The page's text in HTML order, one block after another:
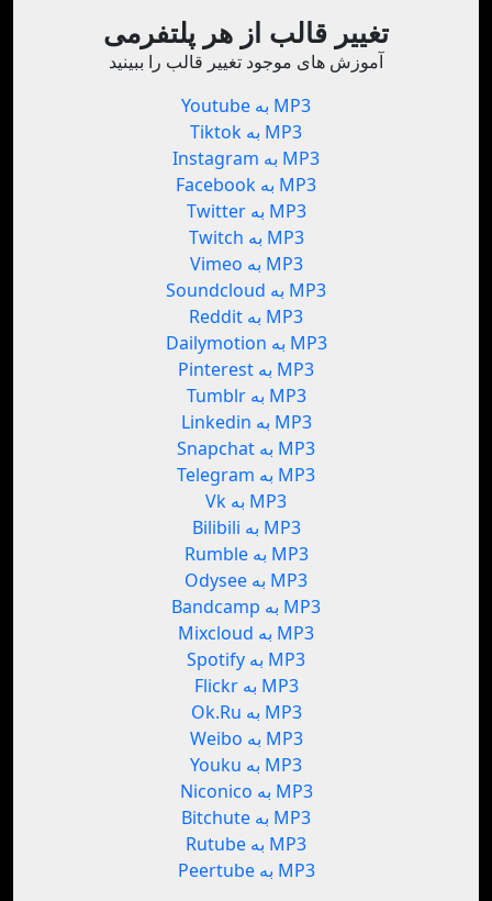
تغییر قالب از هر پلتفرمی
آموزش های موجود تغییر قالب را ببینید
Youtube به MP3
Tiktok به MP3
Instagram به MP3
Facebook به MP3
Twitter به MP3
Twitch به MP3
Vimeo به MP3
Soundcloud به MP3
Reddit به MP3
Dailymotion به MP3
Pinterest به MP3
Tumblr به MP3
Linkedin به MP3
Snapchat به MP3
Telegram به MP3
Vk به MP3
Bilibili به MP3
Rumble به MP3
Odysee به MP3
Bandcamp به MP3
Mixcloud به MP3
Spotify به MP3
Flickr به MP3
Ok.Ru به MP3
Weibo به MP3
Youku به MP3
Niconico به MP3
Bitchute به MP3
Rutube به MP3
Peertube به MP3